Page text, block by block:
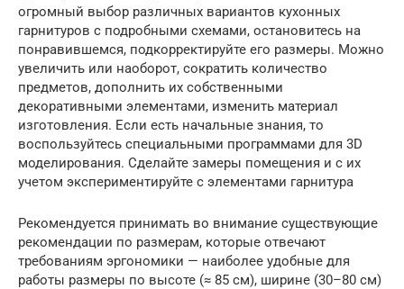
огромный выбор различных вариантов кухонных
гарнитуров с подробными схемами, остановитесь на
понравившемся, подкорректируйте его размеры. Можно
увеличить или наоборот, сократить количество
предметов, дополнить их собственными
декоративными элементами, изменить материал
изготовления. Если есть начальные знания, то
воспользуйтесь специальными программами для 3D
моделирования. Сделайте замеры помещения и с их
учетом экспериментируйте с элементами гарнитура
Рекомендуется принимать во внимание существующие
рекомендации по размерам, которые отвечают
требованиям эргономики — наиболее удобные для
работы размеры по высоте (≈ 85 см), ширине (30–80 см)